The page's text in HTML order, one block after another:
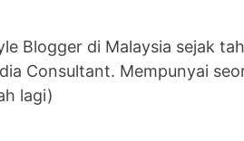
Blogger di Malaysia sejak
Consultant. Mempunyai
lagi)